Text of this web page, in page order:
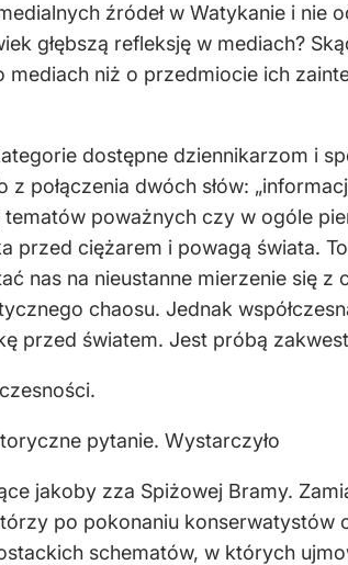
źródeł w Watykanie i nie
głębszą refleksję w mediach?
niż o przedmiocie ich
dostępne dziennikarzom i
połączenia dwóch słów:
poważnych czy w ogóle
przed ciężarem i powagą świata.
nas na nieustanne mierzenie się z
chaosu. Jednak
przed światem. Jest próbą
pytanie. Wystarczyło
jakoby zza Spiżowej Bramy.
po pokonaniu konserwatystów
schematów, w których